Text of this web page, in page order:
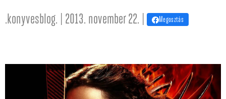
.konyvesblog. | 2013. november 22. | Megosztás